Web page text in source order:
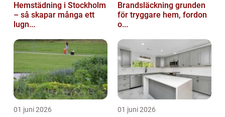
Hemstädning i Stockholm
– så skapar många ett
lugn...
Brandsläckning grunden
för tryggare hem, fordon
o...
01 juni 2026 01 juni 2026